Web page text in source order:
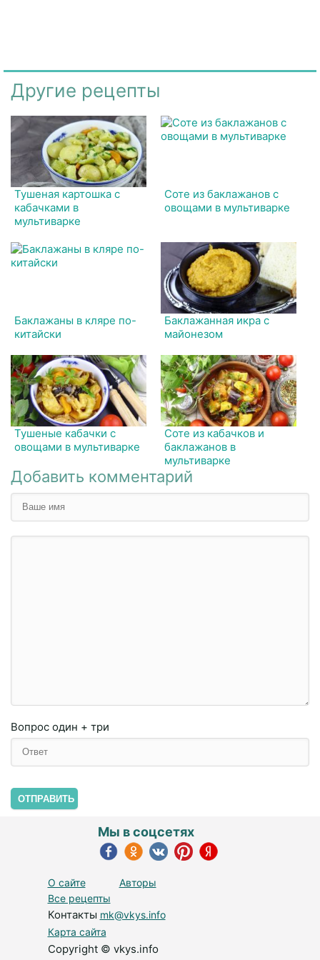
Другие рецепты
Тушеная картошка с
кабачками в
мультиварке
Соте из баклажанов с
овощами в мультиварке
Баклажаны в кляре по-
китайски
Баклажанная икра с
майонезом
Тушеные кабачки с
овощами в мультиварке
Соте из кабачков и
баклажанов в
мультиварке
Добавить комментарий
Вопрос один + три
ОТПРАВИТЬ
О сайте
Авторы
Все рецепты
Контакты mk@vkys.info
Карта сайта
Copyright © vkys.info
Мы в соцсетях